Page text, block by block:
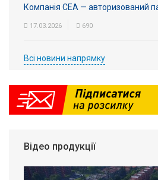
Компанія СЕА — авторизований
17.03.2026 690
Всі новини напрямку
Відео продукції